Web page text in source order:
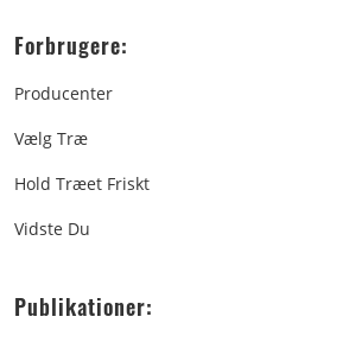
Forbrugere:
Producenter
Vælg Træ
Hold Træet Friskt
Vidste Du
Publikationer: